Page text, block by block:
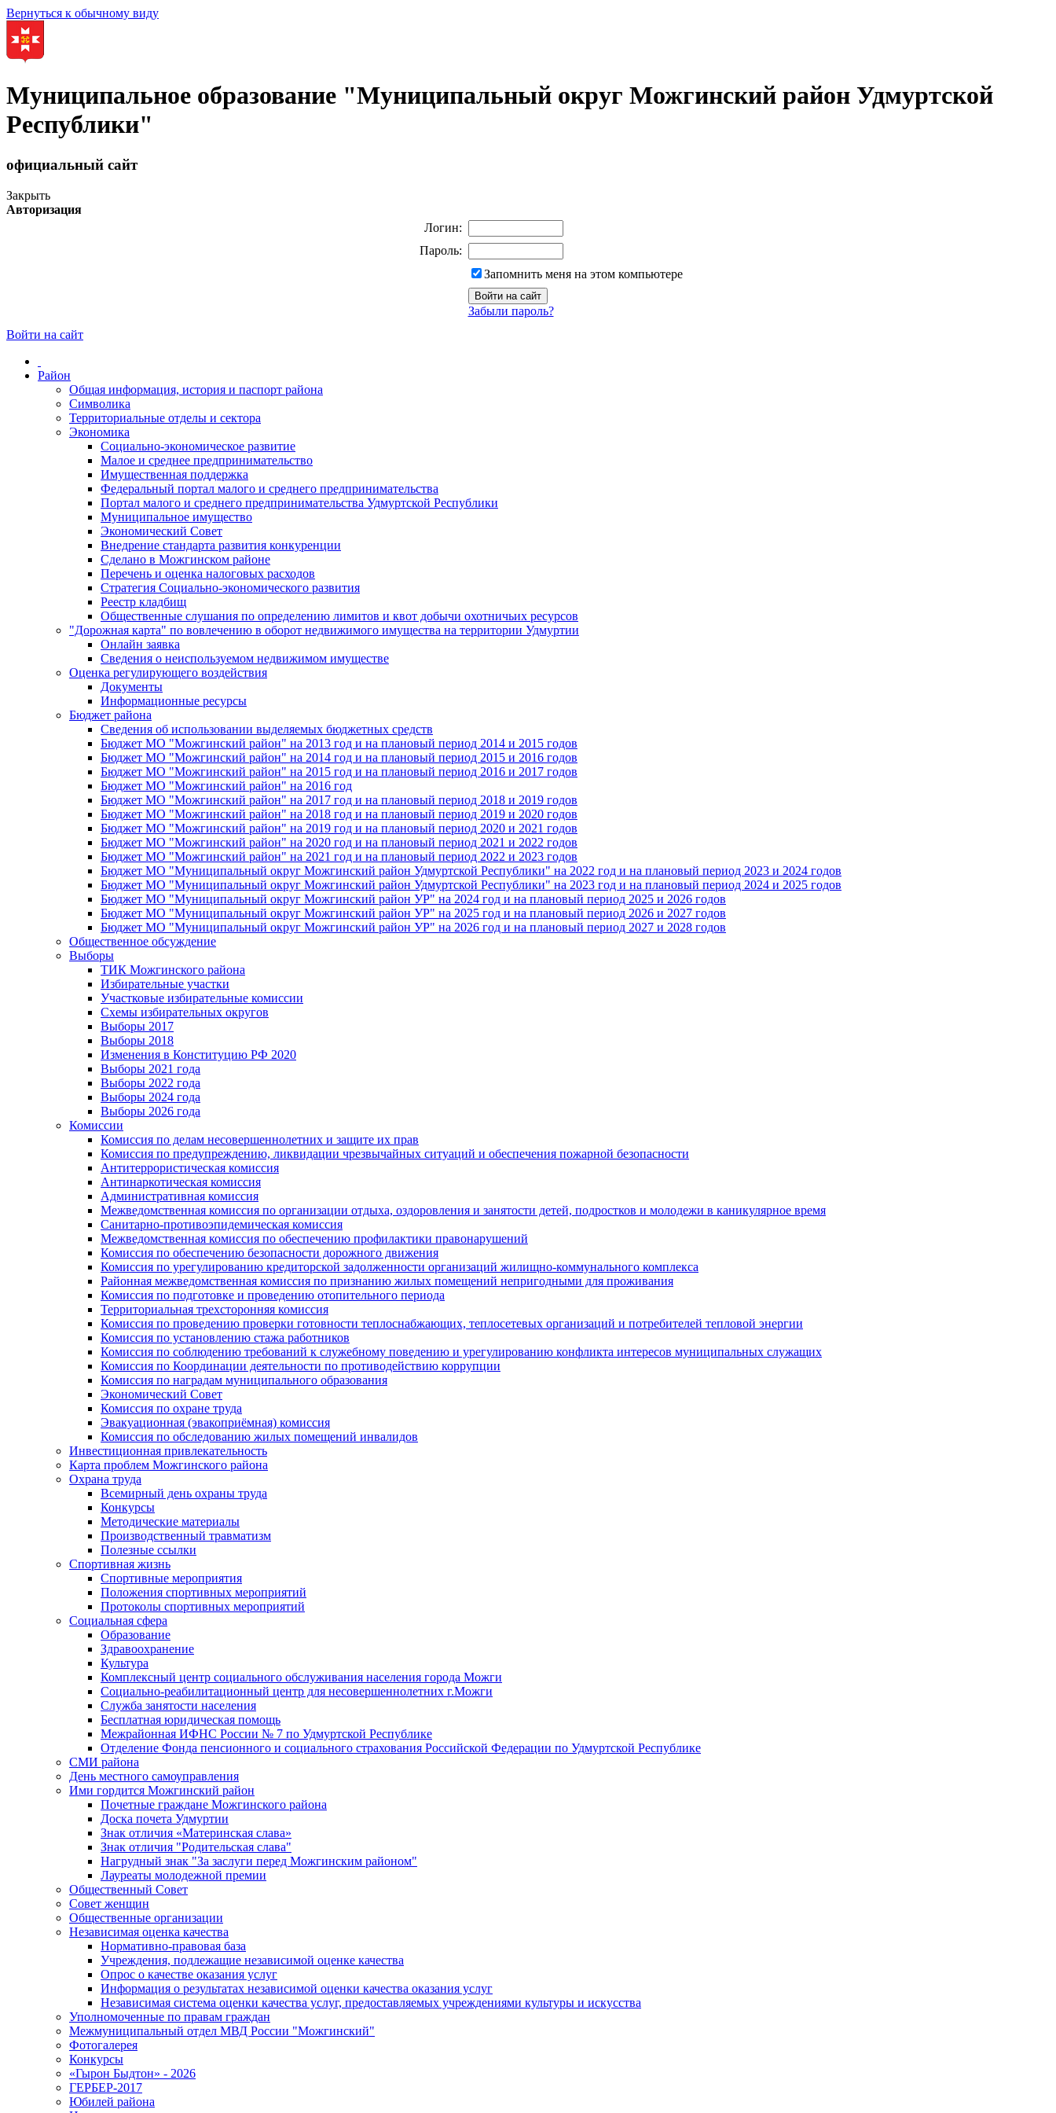
Вернуться к обычному виду
Муниципальное образование "Муниципальный округ Можгинский район Удмуртской
Республики"
официальный сайт
Закрыть
Авторизация
Логин:
Пароль:
Запомнить меня на этом компьютере
Забыли пароль?
Войти на сайт
Район
Общая информация, история и паспорт района
Символика
Территориальные отделы и сектора
Экономика
Социально-экономическое развитие
Малое и среднее предпринимательство
Имущественная поддержка
Федеральный портал малого и среднего предпринимательства
Портал малого и среднего предпринимательства Удмуртской Республики
Муниципальное имущество
Экономический Совет
Внедрение стандарта развития конкуренции
Сделано в Можгинском районе
Перечень и оценка налоговых расходов
Стратегия Социально-экономического развития
Реестр кладбищ
Общественные слушания по определению лимитов и квот добычи охотничьих ресурсов
"Дорожная карта" по вовлечению в оборот недвижимого имущества на территории Удмуртии
Онлайн заявка
Сведения о неиспользуемом недвижимом имуществе
Оценка регулирующего воздействия
Документы
Информационные ресурсы
Бюджет района
Сведения об использовании выделяемых бюджетных средств
Бюджет МО "Можгинский район" на 2013 год и на плановый период 2014 и 2015 годов
Бюджет МО "Можгинский район" на 2014 год и на плановый период 2015 и 2016 годов
Бюджет МО "Можгинский район" на 2015 год и на плановый период 2016 и 2017 годов
Бюджет МО "Можгинский район" на 2016 год
Бюджет МО "Можгинский район" на 2017 год и на плановый период 2018 и 2019 годов
Бюджет МО "Можгинский район" на 2018 год и на плановый период 2019 и 2020 годов
Бюджет МО "Можгинский район" на 2019 год и на плановый период 2020 и 2021 годов
Бюджет МО "Можгинский район" на 2020 год и на плановый период 2021 и 2022 годов
Бюджет МО "Можгинский район" на 2021 год и на плановый период 2022 и 2023 годов
Бюджет МО "Муниципальный округ Можгинский район Удмуртской Республики" на 2022 год и на плановый период 2023 и 2024 годов
Бюджет МО "Муниципальный округ Можгинский район Удмуртской Республики" на 2023 год и на плановый период 2024 и 2025 годов
Бюджет МО "Муниципальный округ Можгинский район УР" на 2024 год и на плановый период 2025 и 2026 годов
Бюджет МО "Муниципальный округ Можгинский район УР" на 2025 год и на плановый период 2026 и 2027 годов
Бюджет МО "Муниципальный округ Можгинский район УР" на 2026 год и на плановый период 2027 и 2028 годов
Общественное обсуждение
Выборы
ТИК Можгинского района
Избирательные участки
Участковые избирательные комиссии
Схемы избирательных округов
Выборы 2017
Выборы 2018
Изменения в Конституцию РФ 2020
Выборы 2021 года
Выборы 2022 года
Выборы 2024 года
Выборы 2026 года
Комиссии
Комиссия по делам несовершеннолетних и защите их прав
Комиссия по предупреждению, ликвидации чрезвычайных ситуаций и обеспечения пожарной безопасности
Антитеррористическая комиссия
Антинаркотическая комиссия
Административная комиссия
Межведомственная комиссия по организации отдыха, оздоровления и занятости детей, подростков и молодежи в каникулярное время
Санитарно-противоэпидемическая комиссия
Межведомственная комиссия по обеспечению профилактики правонарушений
Комиссия по обеспечению безопасности дорожного движения
Комиссия по урегулированию кредиторской задолженности организаций жилищно-коммунального комплекса
Районная межведомственная комиссия по признанию жилых помещений непригодными для проживания
Комиссия по подготовке и проведению отопительного периода
Территориальная трехсторонняя комиссия
Комиссия по проведению проверки готовности теплоснабжающих, теплосетевых организаций и потребителей тепловой энергии
Комиссия по установлению стажа работников
Комиссия по соблюдению требований к служебному поведению и урегулированию конфликта интересов муниципальных служащих
Комиссия по Координации деятельности по противодействию коррупции
Комиссия по наградам муниципального образования
Экономический Совет
Комиссия по охране труда
Эвакуационная (эвакоприёмная) комиссия
Комиссия по обследованию жилых помещений инвалидов
Инвестиционная привлекательность
Карта проблем Можгинского района
Охрана труда
Всемирный день охраны труда
Конкурсы
Методические материалы
Производственный травматизм
Полезные ссылки
Спортивная жизнь
Спортивные мероприятия
Положения спортивных мероприятий
Протоколы спортивных мероприятий
Социальная сфера
Образование
Здравоохранение
Культура
Комплексный центр социального обслуживания населения города Можги
Социально-реабилитационный центр для несовершеннолетних г.Можги
Служба занятости населения
Бесплатная юридическая помощь
Межрайонная ИФНС России № 7 по Удмуртской Республике
Отделение Фонда пенсионного и социального страхования Российской Федерации по Удмуртской Республике
СМИ района
День местного самоуправления
Ими гордится Можгинский район
Почетные граждане Можгинского района
Доска почета Удмуртии
Знак отличия «Материнская слава»
Знак отличия "Родительская слава"
Нагрудный знак "За заслуги перед Можгинским районом"
Лауреаты молодежной премии
Общественный Совет
Совет женщин
Общественные организации
Независимая оценка качества
Нормативно-правовая база
Учреждения, подлежащие независимой оценке качества
Опрос о качестве оказания услуг
Информация о результатах независимой оценки качества оказания услуг
Независимая система оценки качества услуг, предоставляемых учреждениями культуры и искусства
Уполномоченные по правам граждан
Межмуниципальный отдел МВД России "Можгинский"
Фотогалерея
Конкурсы
«Гырон Быдтон» - 2026
ГЕРБЕР-2017
Юбилей района